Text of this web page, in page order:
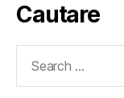
Cautare